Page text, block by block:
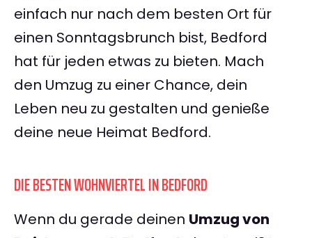
einfach nur nach dem besten Ort für
einen Sonntagsbrunch bist, Bedford
hat für jeden etwas zu bieten. Mach
den Umzug zu einer Chance, dein
Leben neu zu gestalten und genieße
deine neue Heimat Bedford.
DIE BESTEN WOHNVIERTEL IN BEDFORD
Wenn du gerade deinen Umzug von